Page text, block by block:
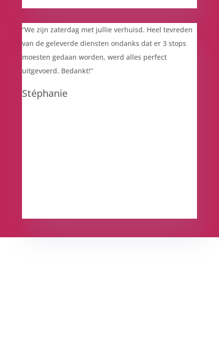
“We zijn zaterdag met jullie verhuisd. Heel tevreden
van de geleverde diensten ondanks dat er 3 stops
moesten gedaan worden, werd alles perfect
uitgevoerd. Bedankt!”
Stéphanie